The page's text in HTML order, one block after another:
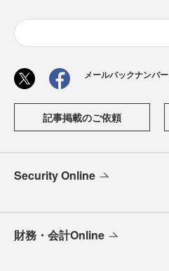
メールバックナンバー
記事掲載のご依頼
Security Online
財務・会計Online